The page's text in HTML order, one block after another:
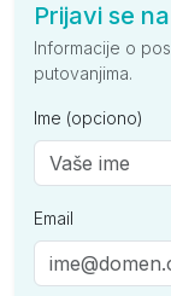
Prijavi se
Informacije o
putovanjima.
Ime (opciono)
Email